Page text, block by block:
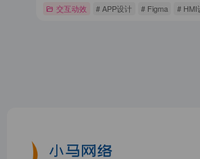
交互动效 # APP设计 # Figma # HMI